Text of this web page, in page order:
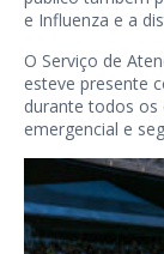
e Influenza e a
O Serviço de
esteve presente
durante todos os
emergencial e